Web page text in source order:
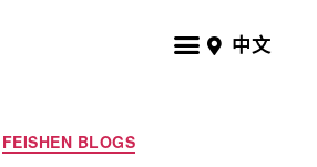
中文
FEISHEN BLOGS